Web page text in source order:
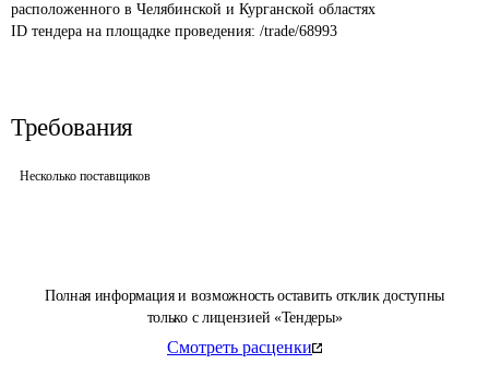
Полная информация и возможность оставить отклик доступны
только с лицензией «Тендеры»
Смотреть расценки
расположенного в Челябинской и Курганской областях
ID тендера на площадке проведения: /trade/68993
Требования
Несколько поставщиков